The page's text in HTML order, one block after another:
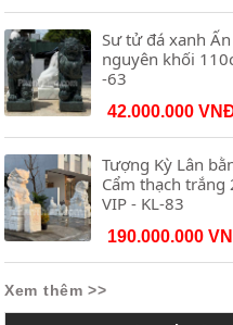
Sư tử đá xanh
nguyên khối
-63
42.000.000
Tượng Kỳ Lân
Cẩm thạch trắng
VIP - KL-83
190.000.000
Xem thêm >>